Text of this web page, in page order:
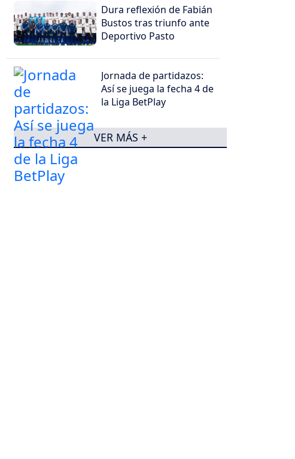
Dura reflexión de Fabián
Bustos tras triunfo ante
Deportivo Pasto
Jornada de partidazos:
Así se juega la fecha 4 de
la Liga BetPlay
VER MÁS +